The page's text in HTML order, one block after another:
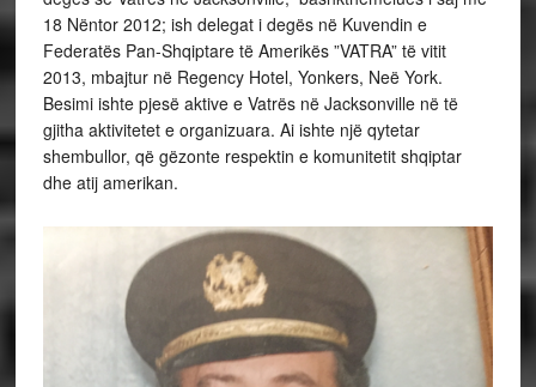
18 Nëntor 2012; ish delegat i degës në Kuvendin e
Federatës Pan-Shqiptare të Amerikës ”VATRA” të vitit
2013, mbajtur në Regency Hotel, Yonkers, Neë York.
Besimi ishte pjesë aktive e Vatrës në Jacksonville në të
gjitha aktivitetet e organizuara. Ai ishte një qytetar
shembullor, që gëzonte respektin e komunitetit shqiptar
dhe atij amerikan.